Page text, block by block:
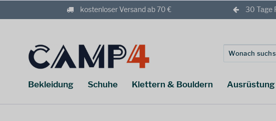
kostenloser Versand ab 70 € 30 Tage
Bekleidung Schuhe Klettern & Bouldern Ausrüstung